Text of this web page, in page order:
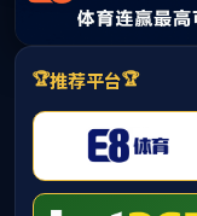
公司首页
当前位置: 网站首页 >